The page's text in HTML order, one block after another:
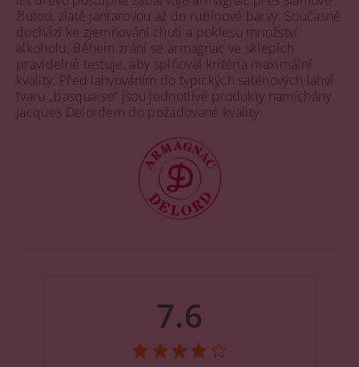
žlutou, zlatě jantarovou až do rubínové barvy. Současně
dochází ke zjemňování chuti a poklesu množství
alkoholu. Během zrání se armagnac ve sklepích
pravidelně testuje, aby splňoval kritéria maximální
kvality. Před lahvováním do typických saténových lahví
tvaru „basquaise“ jsou jednotlivé produkty namíchány
Jacques Delordem do požadované kvality.
7.6